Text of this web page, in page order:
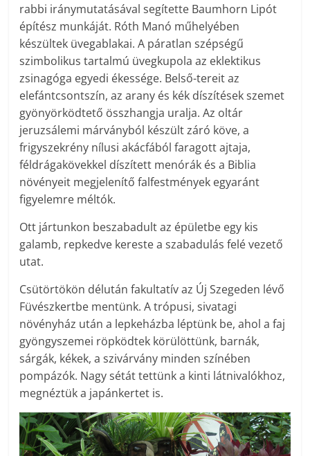
rabbi iránymutatásával segítette Baumhorn Lipót
építész munkáját. Róth Manó műhelyében
készültek üvegablakai. A páratlan szépségű
szimbolikus tartalmú üvegkupola az eklektikus
zsinagóga egyedi ékessége. Belső-tereit az
elefántcsontszín, az arany és kék díszítések szemet
gyönyörködtető összhangja uralja. Az oltár
jeruzsálemi márványból készült záró köve, a
frigyszekrény nílusi akácfából faragott ajtaja,
féldrágakövekkel díszített menórák és a Biblia
növényeit megjelenítő falfestmények egyaránt
figyelemre méltók.
Ott jártunkon beszabadult az épületbe egy kis
galamb, repkedve kereste a szabadulás felé vezető
utat.
Csütörtökön délután fakultatív az Új Szegeden lévő
Füvészkertbe mentünk. A trópusi, sivatagi
növényház után a lepkeházba léptünk be, ahol a faj
gyöngyszemei röpködtek körülöttünk, barnák,
sárgák, kékek, a szivárvány minden színében
pompázók. Nagy sétát tettünk a kinti látnivalókhoz,
megnéztük a japánkertet is.